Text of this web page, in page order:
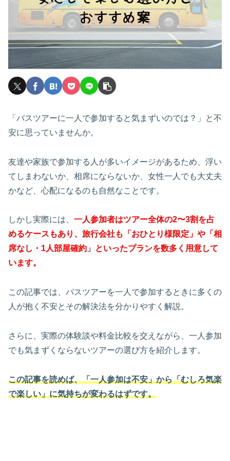
「バスツアーに一人で参加すると気まずいのでは？」と不
安に思っていませんか。
友達や家族で参加する人が多いイメージがあるため、浮い
てしまわないか、相席にならないか、女性一人でも大丈夫
かなど、心配になるのも自然なことです。
しかし実際には、 一人参加者はツアー全体の2〜3割を占
めるケースもあり、旅行会社も「おひとり様限定」や「相
席なし・1人部屋確約」といったプランを数多く用意して
います。
この記事では、バスツアーを一人で参加するときに多くの
人が抱く不安とその解決法を分かりやすく解説。
さらに、実際の体験談や料金比較を交えながら、一人参加
でも気まずくならないツアーの選び方を紹介します。
この記事を読めば、「一人参加は不安」から「むしろ気楽
で楽しい」に気持ちが変わるはずです。